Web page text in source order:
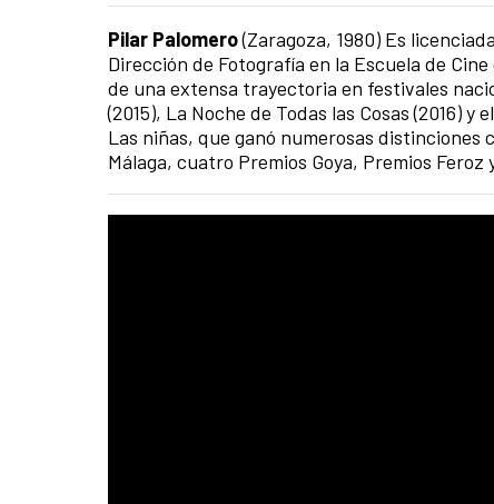
Pilar Palomero(Zaragoza, 1980) Es
Dirección de Fotografía en la Escuela de
de una extensa trayectoria en festivales
(2015), La Noche de Todas las Cosas (2016)
Las niñas, que ganó numerosas distinciones
Málaga, cuatro Premios Goya, Premios